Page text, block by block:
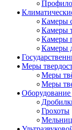
Камеры
Камеры
Камеры
Камеры
Меры
Меры
Меры
Грохоты